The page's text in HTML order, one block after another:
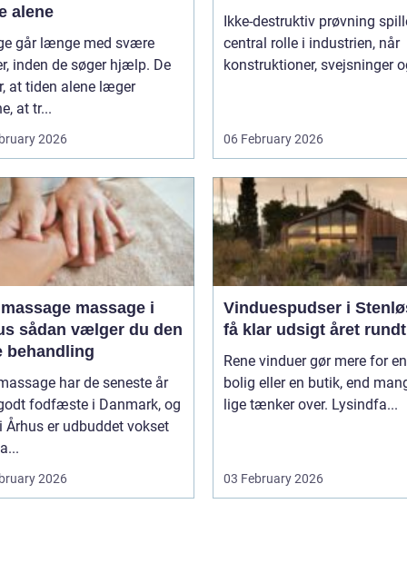
alene
går længe med svære
inden de søger hjælp. De
at tiden alene læger
at tr...
2026
Ikke-destruktiv prøvning
central rolle i industrien, når
konstruktioner, svejsninger
06 February 2026
massage i
den
behandling
har de seneste år
fodfæste i Danmark, og
er udbuddet vokset
2026
Vinduespudser i
få klar udsigt året rundt
Rene vinduer gør mere for en
bolig eller en butik, end
lige tænker over. Lysindfa...
03 February 2026